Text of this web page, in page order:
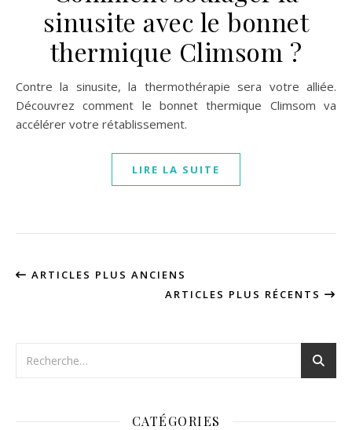
sinusite avec le bonnet
thermique Climsom ?
Contre la sinusite, la thermothérapie sera votre alliée.
Découvrez comment le bonnet thermique Climsom va
accélérer votre rétablissement.
LIRE LA SUITE
ARTICLES PLUS ANCIENS
ARTICLES PLUS RÉCENTS
CATÉGORIES